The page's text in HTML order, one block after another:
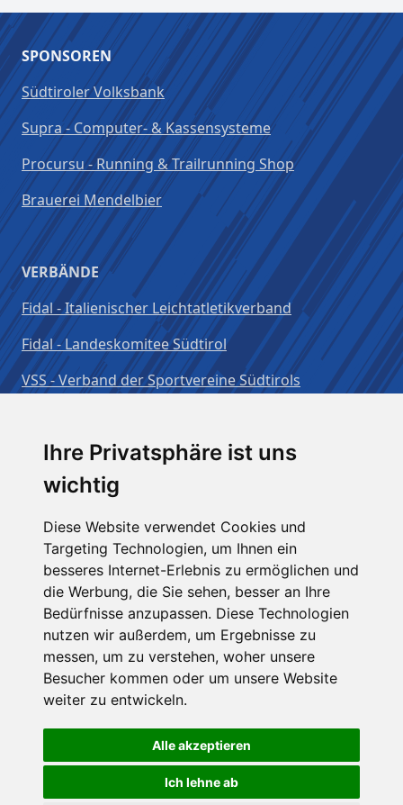
Ihre Privatsphäre ist uns
wichtig
Diese Website verwendet Cookies und
Targeting Technologien, um Ihnen ein
besseres Internet-Erlebnis zu ermöglichen und
die Werbung, die Sie sehen, besser an Ihre
Bedürfnisse anzupassen. Diese Technologien
nutzen wir außerdem, um Ergebnisse zu
messen, um zu verstehen, woher unsere
Besucher kommen oder um unsere Website
weiter zu entwickeln.
Alle akzeptieren
Ich lehne ab
SPONSOREN
Südtiroler Volksbank
Supra - Computer- & Kassensysteme
Procursu - Running & Trailrunning Shop
Brauerei Mendelbier
VERBÄNDE
Fidal - Italienischer Leichtatletikverband
Fidal - Landeskomitee Südtirol
VSS - Verband der Sportvereine Südtirols
Angemeldet bleiben
©2021-2026 Amateur Läuferclub Kaltern